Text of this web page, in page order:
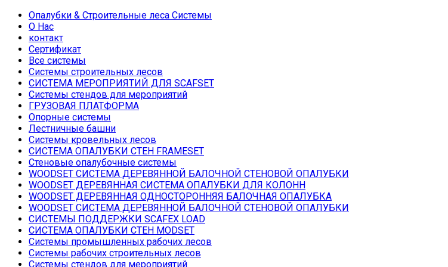
Oпалубки & Строительные леса Системы
O Hac
контакт
Сертификат
Все системы
Системы строительных лесов
СИСТЕМА МЕРОПРИЯТИЙ ДЛЯ SCAFSET
Системы стендов для мероприятий
ГРУЗОВАЯ ПЛАТФОРМА
Опорные системы
Лестничные башни
Системы кровельных лесов
СИСТЕМА ОПАЛУБКИ СТЕН FRAMESET
Стеновые опалубочные системы
WOODSET СИСТЕМА ДЕРЕВЯННОЙ БАЛОЧНОЙ СТЕНОВОЙ ОПАЛУБКИ
WOODSET ДЕРЕВЯННАЯ СИСТЕМА ОПАЛУБКИ ДЛЯ КОЛОНН
WOODSET ДЕРЕВЯННАЯ ОДНОСТОРОННЯЯ БАЛОЧНАЯ ОПАЛУБКА
WOODSET СИСТЕМА ДЕРЕВЯННОЙ БАЛОЧНОЙ СТЕНОВОЙ ОПАЛУБКИ
СИСТЕМЫ ПОДДЕРЖКИ SCAFEX LOAD
СИСТЕМА ОПАЛУБКИ СТЕН MODSET
Системы промышленных рабочих лесов
Системы рабочих строительных лесов
Системы стендов для мероприятий